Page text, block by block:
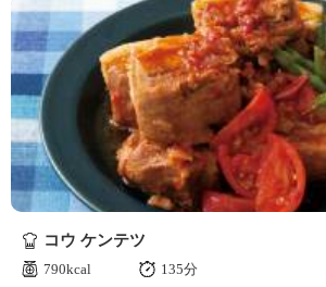
コウ ケンテツ
790kcal
135分